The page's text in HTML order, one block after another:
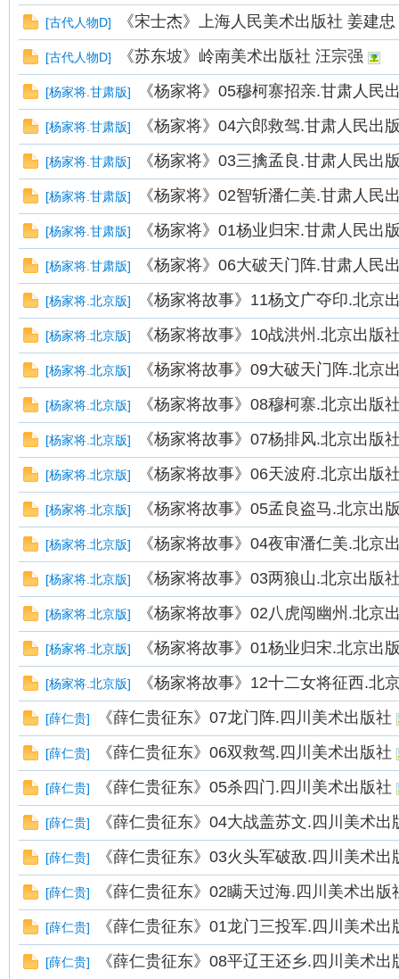
[古代人物D] 《宋士杰》上海人民美术出版社 姜建
[古代人物D] 《苏东坡》岭南美术出版社 汪宗强
[杨家将.甘肃版] 《杨家将》05穆柯寨招亲.甘肃人民
[杨家将.甘肃版] 《杨家将》04六郎救驾.甘肃人民出
[杨家将.甘肃版] 《杨家将》03三擒孟良.甘肃人民出
[杨家将.甘肃版] 《杨家将》02智斩潘仁美.甘肃人民
[杨家将.甘肃版] 《杨家将》01杨业归宋.甘肃人民出
[杨家将.甘肃版] 《杨家将》06大破天门阵.甘肃人民
[杨家将.北京版] 《杨家将故事》11杨文广夺印.北京
[杨家将.北京版] 《杨家将故事》10战洪州.北京出版
[杨家将.北京版] 《杨家将故事》09大破天门阵.北京
[杨家将.北京版] 《杨家将故事》08穆柯寨.北京出版
[杨家将.北京版] 《杨家将故事》07杨排风.北京出版
[杨家将.北京版] 《杨家将故事》06天波府.北京出版
[杨家将.北京版] 《杨家将故事》05孟良盗马.北京出
[杨家将.北京版] 《杨家将故事》04夜审潘仁美.北京
[杨家将.北京版] 《杨家将故事》03两狼山.北京出版
[杨家将.北京版] 《杨家将故事》02八虎闯幽州.北京
[杨家将.北京版] 《杨家将故事》01杨业归宋.北京出
[杨家将.北京版] 《杨家将故事》12十二女将征西.北
[薛仁贵] 《薛仁贵征东》07龙门阵.四川美术出版社
[薛仁贵] 《薛仁贵征东》06双救驾.四川美术出版社
[薛仁贵] 《薛仁贵征东》05杀四门.四川美术出版社
[薛仁贵] 《薛仁贵征东》04大战盖苏文.四川美术出
[薛仁贵] 《薛仁贵征东》03火头军破敌.四川美术出
[薛仁贵] 《薛仁贵征东》02瞒天过海.四川美术出版
[薛仁贵] 《薛仁贵征东》01龙门三投军.四川美术出
[薛仁贵] 《薛仁贵征东》08平辽王还乡.四川美术出